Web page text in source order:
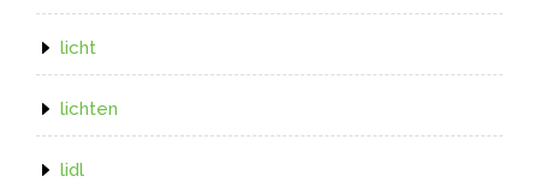
licht
lichten
lidl